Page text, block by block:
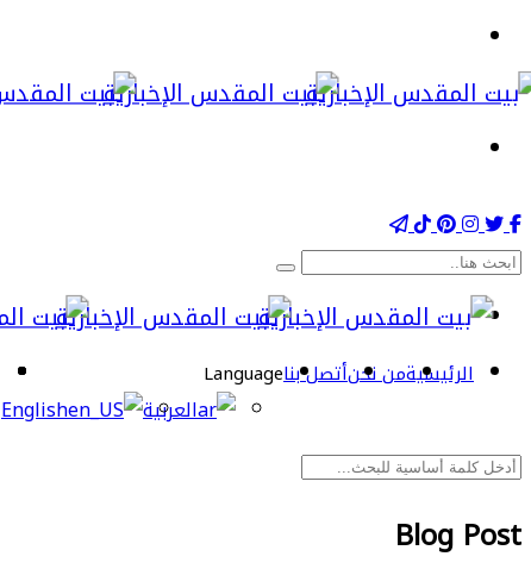
الرئيسيةمن نحنأتصل بناLanguage
العربية English
Blog Post